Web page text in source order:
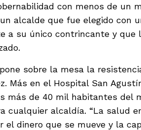
con menos de un
alcalde que fue elegido con
a su único contrincante y que
sobre la mesa la
Más en el Hospital San
más de 40 mil habitantes del
cualquier alcaldía. “La salud
el dinero que se mueve y la